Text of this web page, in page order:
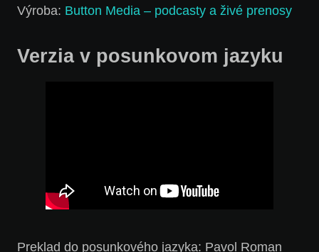
Výroba: Button Media – podcasty a živé prenosy
Verzia v posunkovom jazyku
Preklad do posunkového jazyka: Pavol Roman